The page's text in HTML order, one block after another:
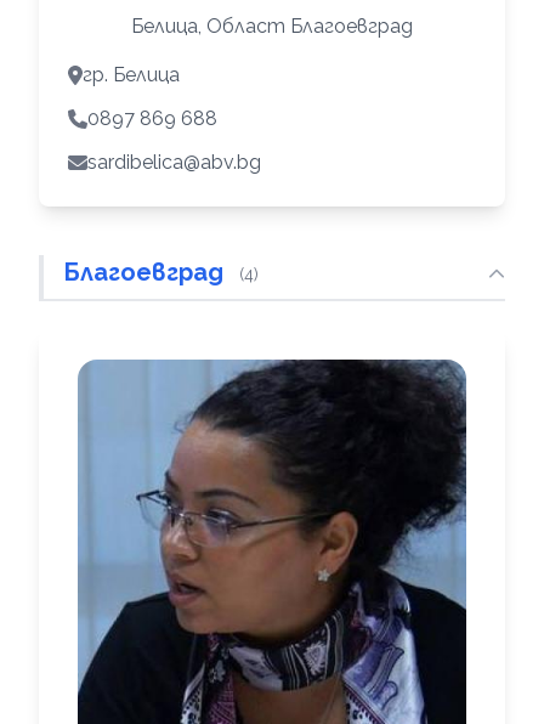
Белица, Област Благоевград
гр. Белица
0897 869 688
sardibelica@abv.bg
Благоевград (4)